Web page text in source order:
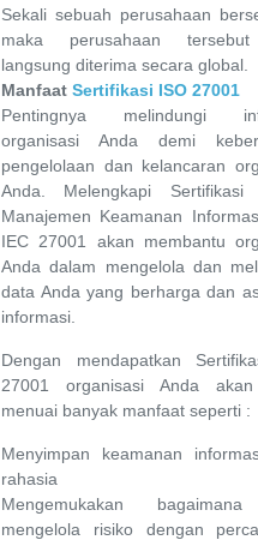
Sekali sebuah perusahaan
maka perusahaan
langsung diterima secara global.
Manfaat Sertifikasi ISO 27001
Pentingnya melindungi
organisasi Anda demi
pengelolaan dan kelancaran
Anda. Melengkapi Sertifikasi
Manajemen Keamanan
IEC 27001 akan membantu
Anda dalam mengelola dan
data Anda yang berharga dan
informasi.
Dengan mendapatkan
27001 organisasi Anda
menuai banyak manfaat seperti :
Menyimpan keamanan
rahasia
Mengemukakan
mengelola risiko dengan